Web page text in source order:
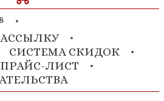
СИСТЕМА СКИДОК
ПРАЙС-ЛИСТ